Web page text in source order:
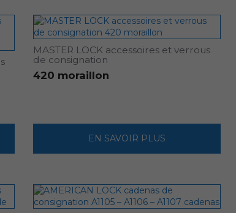
MASTER LOCK accessoires et verrous
de consignation
420 moraillon
EN SAVOIR PLUS